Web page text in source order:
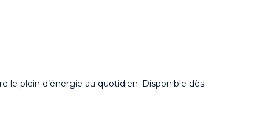
le plein d’énergie au quotidien. Disponible dès